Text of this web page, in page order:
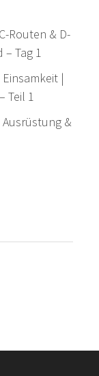
Routen & D-
Tag 1
|
Teil 1
Ausrüstung &